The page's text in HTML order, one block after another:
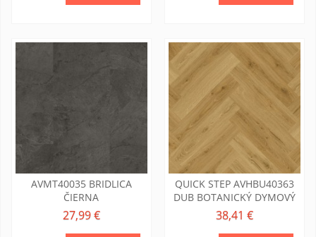
AVMT40035 BRIDLICA
ČIERNA
27,99 €
QUICK STEP AVHBU40363
DUB BOTANICKÝ DYMOVÝ
38,41 €